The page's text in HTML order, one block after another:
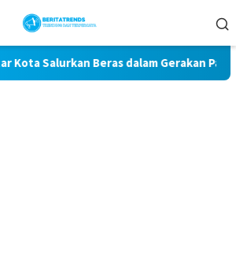
Beras dalam Gerakan Pangan